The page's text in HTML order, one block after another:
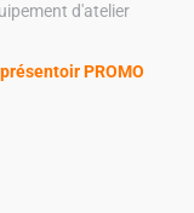
d'atelier
PROMO